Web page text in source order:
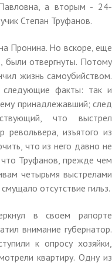
а вторым - 24-
Степан Труфанов.
Пронина. Но вскоре, еще
были отвергнуты. Потому
жизнь самоубийством.
следующие факты: так и
принадлежавший; след
что выстрел
изъятого из
что из него давно не
что Труфанов, прежде чем
четырьмя выстрелами
отсутствие гильз.
в своем рапорте
внимание губернатор.
к опросу хозяйки,
квартиру. Одну из